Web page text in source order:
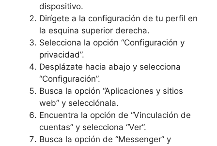
dispositivo.
Dirígete a la configuración de tu perfil en
la esquina superior derecha.
Selecciona la opción “Configuración y
privacidad”.
Desplázate hacia abajo y selecciona
“Configuración”.
Busca la opción “Aplicaciones y sitios
web” y selecciónala.
Encuentra la opción de “Vinculación de
cuentas” y selecciona “Ver”.
Busca la opción de “Messenger” y